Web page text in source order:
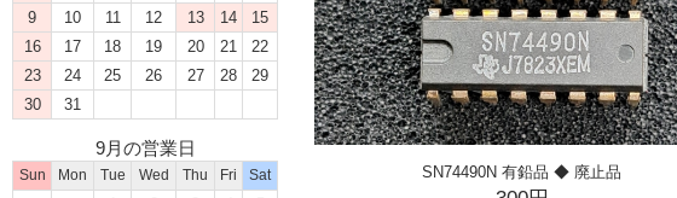
9
10 11 12 13 14
15
16
17 18 19 20 21
22
23
24 25 26 27 28
29
30
31
9月の営業日
Sun Mon Tue Wed Thu Fri Sat SN74490N 有鉛品 ◆ 廃止品